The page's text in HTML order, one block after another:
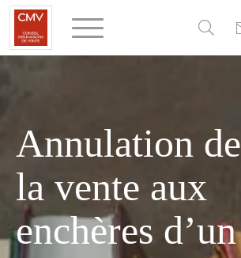
Annulation de
la vente aux
enchères d’un
Panneau de gestion des cookies